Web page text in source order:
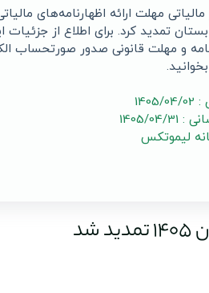
تمدید کرد. برای اطلاع از جزئیات
و مهلت قانونی صدور صورتحساب
02
04/31
لیموتکس